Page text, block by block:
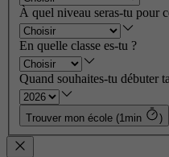
À quel niveau seras-tu pour
En quelle classe es-tu ?
Quand souhaites-tu débuter
Trouver mon école (1min )